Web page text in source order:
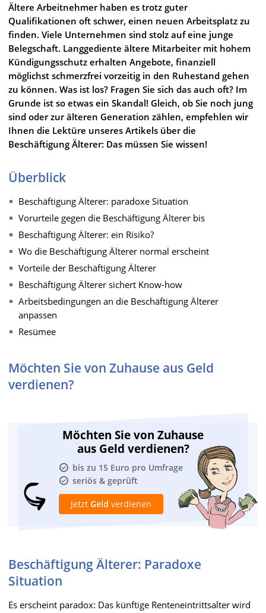
Ältere Arbeitnehmer haben es trotz guter
Qualifikationen oft schwer, einen neuen Arbeitsplatz zu
finden. Viele Unternehmen sind stolz auf eine junge
Belegschaft. Langgediente ältere Mitarbeiter mit hohem
Kündigungsschutz erhalten Angebote, finanziell
möglichst schmerzfrei vorzeitig in den Ruhestand gehen
zu können. Was ist los? Fragen Sie sich das auch oft? Im
Grunde ist so etwas ein Skandal! Gleich, ob Sie noch jung
sind oder zur älteren Generation zählen, empfehlen wir
Ihnen die Lektüre unseres Artikels über die
Beschäftigung Älterer: Das müssen Sie wissen!
Überblick
Beschäftigung Älterer: paradoxe Situation
Vorurteile gegen die Beschäftigung Älterer bis
Beschäftigung Älterer: ein Risiko?
Wo die Beschäftigung Älterer normal erscheint
Vorteile der Beschäftigung Älterer
Beschäftigung Älterer sichert Know-how
Arbeitsbedingungen an die Beschäftigung Älterer
anpassen
Resümee
Möchten Sie von Zuhause aus Geld
verdienen?
Möchten Sie von Zuhause
aus Geld verdienen?
bis zu 15 Euro pro Umfrage
seriös & geprüft
Jetzt Geld verdienen
Beschäftigung Älterer: Paradoxe
Situation
Es erscheint paradox: Das künftige Renteneintrittsalter wird